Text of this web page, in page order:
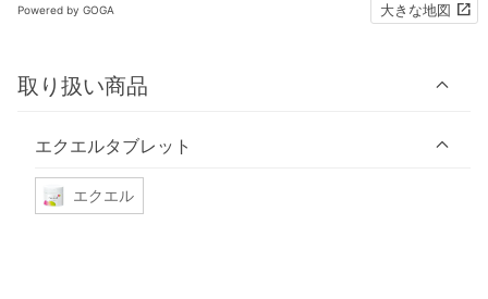
Powered by GOGA 大きな地図
取り扱い商品
エクエルタブレット
エクエル